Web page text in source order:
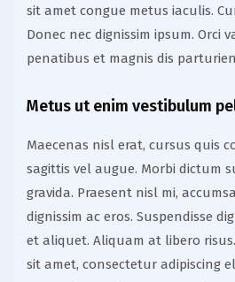
sit amet congue metus iaculis.
Donec nec dignissim ipsum. Orci
penatibus et magnis dis
Metus ut enim vestibulum
Maecenas nisl erat, cursus quis
sagittis vel augue. Morbi dictum
gravida. Praesent nisl mi,
dignissim ac eros. Suspendisse
et aliquet. Aliquam at libero
sit amet, consectetur adipiscing